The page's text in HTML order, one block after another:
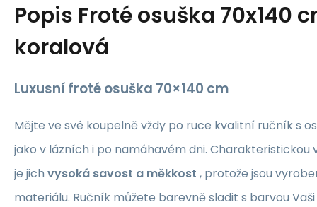
Popis Froté osuška 70x140
koralová
Luxusní froté osuška 70×140 cm
Mějte ve své koupelně vždy po ruce kvalitní ručník s
jako v lázních i po namáhavém dni.
je jich vysoká savost a měkkost , protože jsou
materiálu. Ručník můžete barevně sladit s barvou